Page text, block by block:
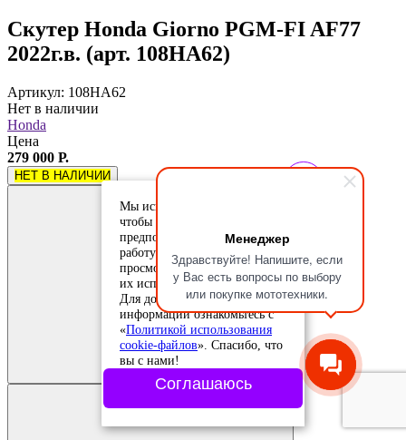
Менеджер
Здравствуйте! Напишите, если
у Вас есть вопросы по выбору
или покупке мототехники.
Скутер Honda Giorno PGM-FI AF77
2022г.в. (арт. 108HA62)
Артикул: 108HA62
Нет в наличии
Honda
Цена
279 000 Р.
НЕТ В НАЛИЧИИ
Добавить в
сравнение
Добавлено в
Мы используем cookie-файлы,
чтобы учесть ваши
предпочтения и улучшить
работу сайта. Продолжая
просмотр, вы соглашаетесь с
их использованием.
Для дополнительной
информации ознакомьтесь с
«Политикой использования
cookie-файлов». Спасибо, что
вы с нами!
Соглашаюсь